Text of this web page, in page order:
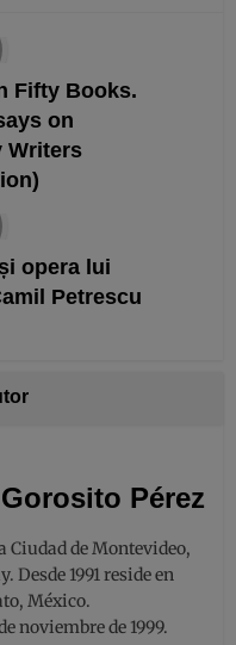
Fifty Books.
on
Writers
opera lui
Petrescu
Pérez
Ciudad de Montevideo,
Desde 1991 reside en
México.
noviembre de 1999.